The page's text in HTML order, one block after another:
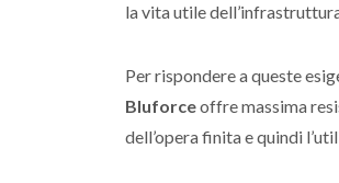
la vita utile
Per rispondere a queste
Bluforceoffre massima
dell’opera finita e quindi